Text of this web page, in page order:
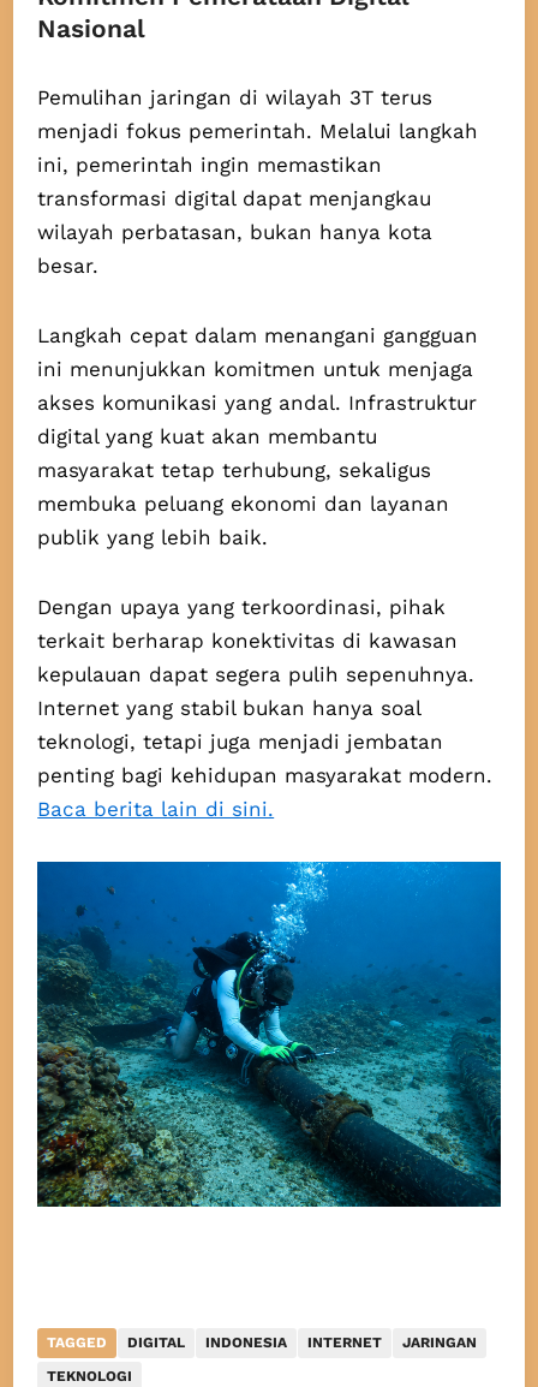
Nasional
Pemulihan jaringan di wilayah 3T terus
menjadi fokus pemerintah. Melalui langkah
ini, pemerintah ingin memastikan
transformasi digital dapat menjangkau
wilayah perbatasan, bukan hanya kota
besar.
Langkah cepat dalam menangani gangguan
ini menunjukkan komitmen untuk menjaga
akses komunikasi yang andal. Infrastruktur
digital yang kuat akan membantu
masyarakat tetap terhubung, sekaligus
membuka peluang ekonomi dan layanan
publik yang lebih baik.
Dengan upaya yang terkoordinasi, pihak
terkait berharap konektivitas di kawasan
kepulauan dapat segera pulih sepenuhnya.
Internet yang stabil bukan hanya soal
teknologi, tetapi juga menjadi jembatan
penting bagi kehidupan masyarakat modern.
Baca berita lain di sini.
TAGGED DIGITAL INDONESIA INTERNET
JARINGAN
TEKNOLOGI